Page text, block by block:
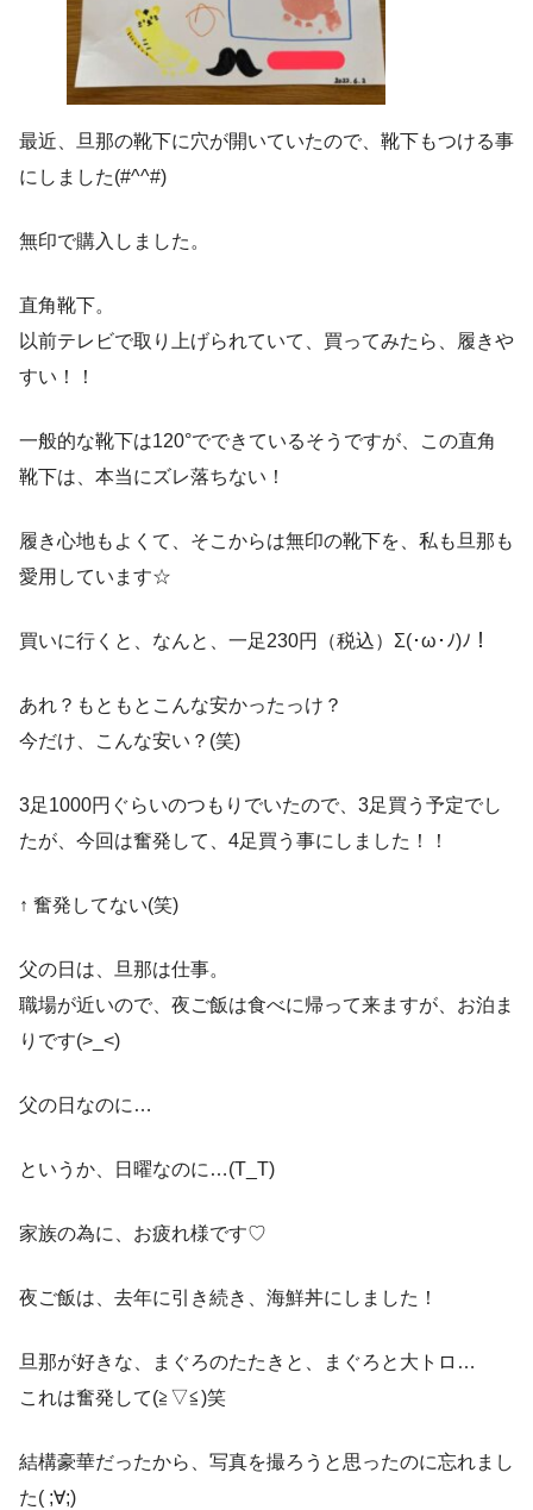
最近、旦那の靴下に穴が開いていたので、靴下もつける事
にしました(#^^#)
無印で購入しました。
直角靴下。
以前テレビで取り上げられていて、買ってみたら、履きや
すい！！
一般的な靴下は120°でできているそうですが、この直角
靴下は、本当にズレ落ちない！
履き心地もよくて、そこからは無印の靴下を、私も旦那も
愛用しています☆
買いに行くと、なんと、一足230円（税込）Σ(･ω･ﾉ)ﾉ！
あれ？もともとこんな安かったっけ？
今だけ、こんな安い？(笑)
3足1000円ぐらいのつもりでいたので、3足買う予定でし
たが、今回は奮発して、4足買う事にしました！！
↑ 奮発してない(笑)
父の日は、旦那は仕事。
職場が近いので、夜ご飯は食べに帰って来ますが、お泊ま
りです(>_<)
父の日なのに…
というか、日曜なのに…(T_T)
家族の為に、お疲れ様です♡
夜ご飯は、去年に引き続き、海鮮丼にしました！
旦那が好きな、まぐろのたたきと、まぐろと大トロ…
これは奮発して(≧▽≦)笑
結構豪華だったから、写真を撮ろうと思ったのに忘れまし
た( ;∀;)